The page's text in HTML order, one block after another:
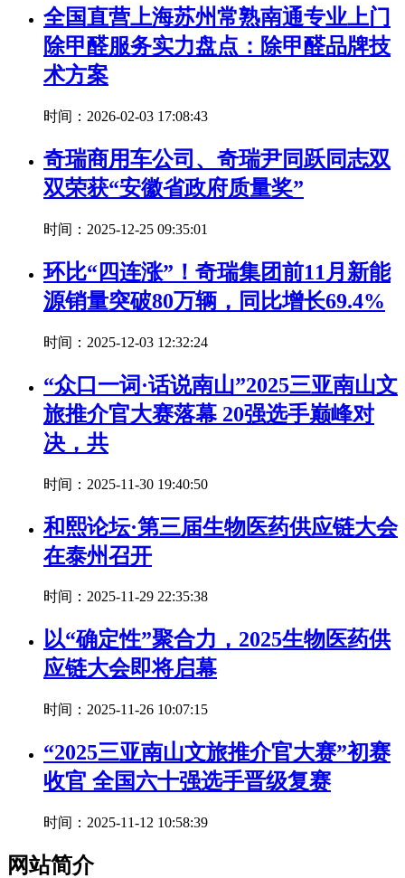
全国直营上海苏州常熟南通专业上门
除甲醛服务实力盘点：除甲醛品牌技
术方案
时间：2026-02-03 17:08:43
奇瑞商用车公司、奇瑞尹同跃同志双
双荣获“安徽省政府质量奖”
时间：2025-12-25 09:35:01
环比“四连涨”！奇瑞集团前11月新能
源销量突破80万辆，同比增长69.4%
时间：2025-12-03 12:32:24
“众口一词·话说南山”2025三亚南山文
旅推介官大赛落幕 20强选手巅峰对
决，共
时间：2025-11-30 19:40:50
和熙论坛·第三届生物医药供应链大会
在泰州召开
时间：2025-11-29 22:35:38
以“确定性”聚合力，2025生物医药供
应链大会即将启幕
时间：2025-11-26 10:07:15
“2025三亚南山文旅推介官大赛”初赛
收官 全国六十强选手晋级复赛
时间：2025-11-12 10:58:39
网站简介